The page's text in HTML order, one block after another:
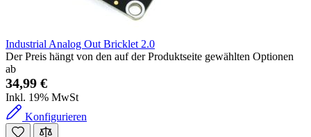
Industrial Analog Out Bricklet 2.0
Der Preis hängt von den auf der Produktseite gewählten Optionen
ab
34,99 €
Inkl. 19% MwSt
Konfigurieren